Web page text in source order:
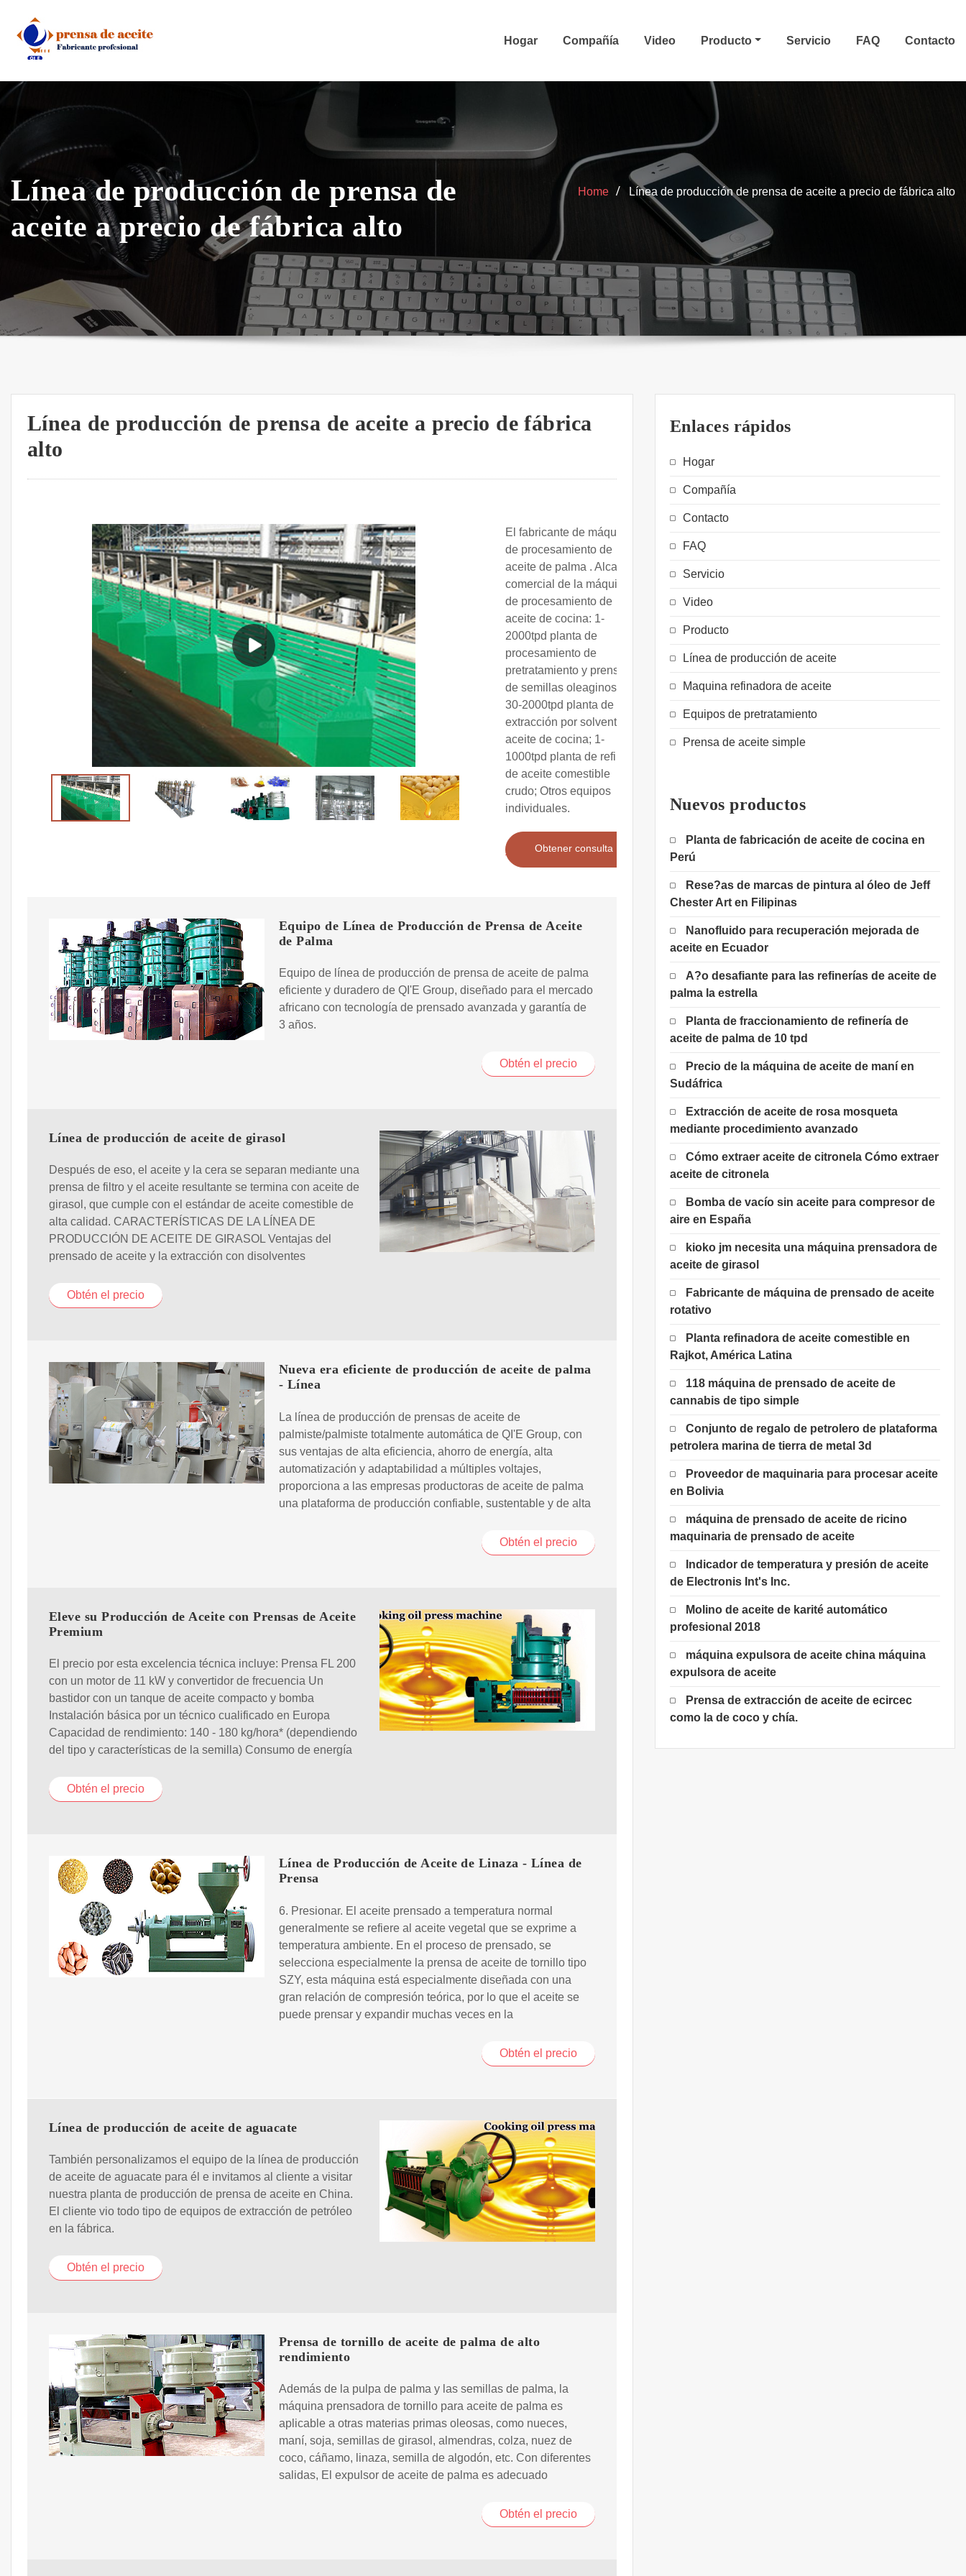
content
Hogar Compañía Video Producto Servicio FAQ Contacto
Línea de producción de prensa de
aceite a precio de fábrica alto
Home Línea de producción de prensa de aceite a precio de fábrica alto
Línea de producción de prensa de aceite a precio de fábrica
alto
El fabricante de máquinas
de procesamiento de
aceite de palma . Alcance
comercial de la máquina
de procesamiento de
aceite de cocina: 1-
2000tpd planta de
procesamiento de
pretratamiento y prensado
de semillas oleaginosas;
30-2000tpd planta de
extracción por solvente de
aceite de cocina; 1-
1000tpd planta de refinería
de aceite comestible
crudo; Otros equipos
individuales.
Obtener consulta
Equipo de Línea de Producción de Prensa de Aceite
de Palma
Equipo de línea de producción de prensa de aceite de palma
eficiente y duradero de QI'E Group, diseñado para el mercado
africano con tecnología de prensado avanzada y garantía de
3 años.
Obtén el precio
Línea de producción de aceite de girasol
Después de eso, el aceite y la cera se separan mediante una
prensa de filtro y el aceite resultante se termina con aceite de
girasol, que cumple con el estándar de aceite comestible de
alta calidad. CARACTERÍSTICAS DE LA LÍNEA DE
PRODUCCIÓN DE ACEITE DE GIRASOL Ventajas del
prensado de aceite y la extracción con disolventes
Obtén el precio
Nueva era eficiente de producción de aceite de palma
- Línea
La línea de producción de prensas de aceite de
palmiste/palmiste totalmente automática de QI'E Group, con
sus ventajas de alta eficiencia, ahorro de energía, alta
automatización y adaptabilidad a múltiples voltajes,
proporciona a las empresas productoras de aceite de palma
una plataforma de producción confiable, sustentable y de alta
Obtén el precio
Eleve su Producción de Aceite con Prensas de Aceite
Premium
El precio por esta excelencia técnica incluye: Prensa FL 200
con un motor de 11 kW y convertidor de frecuencia Un
bastidor con un tanque de aceite compacto y bomba
Instalación básica por un técnico cualificado en Europa
Capacidad de rendimiento: 140 - 180 kg/hora* (dependiendo
del tipo y características de la semilla) Consumo de energía
Obtén el precio
Línea de Producción de Aceite de Linaza - Línea de
Prensa
6. Presionar. El aceite prensado a temperatura normal
generalmente se refiere al aceite vegetal que se exprime a
temperatura ambiente. En el proceso de prensado, se
selecciona especialmente la prensa de aceite de tornillo tipo
SZY, esta máquina está especialmente diseñada con una
gran relación de compresión teórica, por lo que el aceite se
puede prensar y expandir muchas veces en la
Obtén el precio
Línea de producción de aceite de aguacate
También personalizamos el equipo de la línea de producción
de aceite de aguacate para él e invitamos al cliente a visitar
nuestra planta de producción de prensa de aceite en China.
El cliente vio todo tipo de equipos de extracción de petróleo
en la fábrica.
Obtén el precio
Prensa de tornillo de aceite de palma de alto
rendimiento
Además de la pulpa de palma y las semillas de palma, la
máquina prensadora de tornillo para aceite de palma es
aplicable a otras materias primas oleosas, como nueces,
maní, soja, semillas de girasol, almendras, colza, nuez de
coco, cáñamo, linaza, semilla de algodón, etc. Con diferentes
salidas, El expulsor de aceite de palma es adecuado
Obtén el precio
Enlaces rápidos
Hogar
Compañía
Contacto
FAQ
Servicio
Video
Producto
Línea de producción de aceite
Maquina refinadora de aceite
Equipos de pretratamiento
Prensa de aceite simple
Nuevos productos
Planta de fabricación de aceite de cocina en
Perú
Rese?as de marcas de pintura al óleo de Jeff
Chester Art en Filipinas
Nanofluido para recuperación mejorada de
aceite en Ecuador
A?o desafiante para las refinerías de aceite de
palma la estrella
Planta de fraccionamiento de refinería de
aceite de palma de 10 tpd
Precio de la máquina de aceite de maní en
Sudáfrica
Extracción de aceite de rosa mosqueta
mediante procedimiento avanzado
Cómo extraer aceite de citronela Cómo extraer
aceite de citronela
Bomba de vacío sin aceite para compresor de
aire en España
kioko jm necesita una máquina prensadora de
aceite de girasol
Fabricante de máquina de prensado de aceite
rotativo
Planta refinadora de aceite comestible en
Rajkot, América Latina
118 máquina de prensado de aceite de
cannabis de tipo simple
Conjunto de regalo de petrolero de plataforma
petrolera marina de tierra de metal 3d
Proveedor de maquinaria para procesar aceite
en Bolivia
máquina de prensado de aceite de ricino
maquinaria de prensado de aceite
Indicador de temperatura y presión de aceite
de Electronis Int's Inc.
Molino de aceite de karité automático
profesional 2018
máquina expulsora de aceite china máquina
expulsora de aceite
Prensa de extracción de aceite de ecircec
como la de coco y chía.